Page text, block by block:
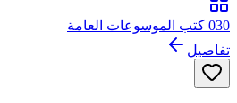
030 كتب الموسوعات العامة
تفاصيل